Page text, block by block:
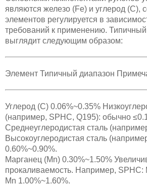
являются железо (Fe) и углерод (C),
элементов регулируется в
требований к применению. Типичный
выглядит следующим образом:
Элемент Типичный диапазон
Углерод (C) 0.06%~0.35%
(например, SPHC, Q195): обычно
Среднеуглеродистая сталь
Высокоуглеродистая сталь
0.60%~0.90%.
Марганец (Mn) 0.30%~1.50%
прокаливаемость. Например, SPHC:
Mn 1.00%~1.60%.